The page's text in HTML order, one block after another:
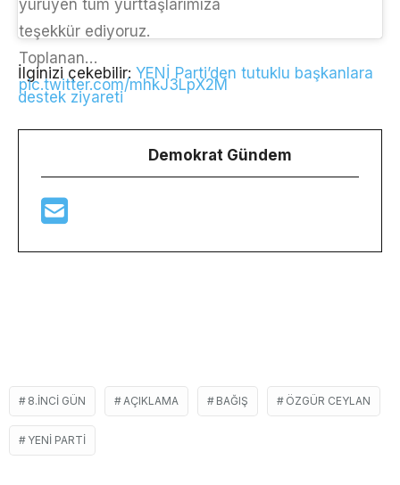
yürüyen tüm yurttaşlarımıza
teşekkür ediyoruz.
Toplanan…
pic.twitter.com/mhkJ3LpX2M
İlginizi çekebilir: YENİ Parti’den tutuklu başkanlara
destek ziyareti
Demokrat Gündem
8.INCI GÜN AÇIKLAMA BAĞIŞ ÖZGÜR CEYLAN
YENI PARTI